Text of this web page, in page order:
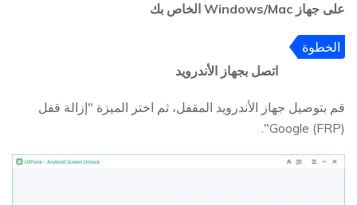
على جهاز Windows/Mac الخاص بك
الخطوة
اتصل بجهاز الأندرويد
قم بتوصيل جهاز الأندرويد المقفل، ثم اختر الميزة "إزالة قفل
Google (FRP)".